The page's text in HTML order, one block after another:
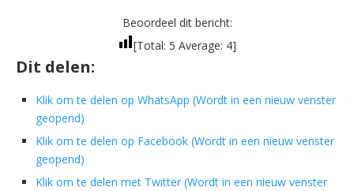
Beoordeel dit bericht:
[Total: 5 Average: 4]
Dit delen:
Klik om te delen op WhatsApp (Wordt in een nieuw venster
geopend)
Klik om te delen op Facebook (Wordt in een nieuw venster
geopend)
Klik om te delen met Twitter (Wordt in een nieuw venster